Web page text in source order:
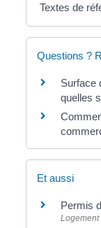
Textes de
Questions ?
Surface
quelles
Et aussi
Permis
Logement